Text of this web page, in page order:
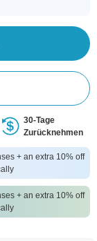
30-Tage
Zurücknehmen
+ an extra 10% off
+ an extra 10% off